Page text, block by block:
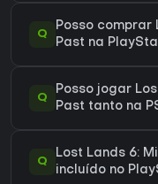
Q
Posso comprar
Past na
Q
Posso jogar
Past tanto na
Q
Lost Lands 6:
incluído no